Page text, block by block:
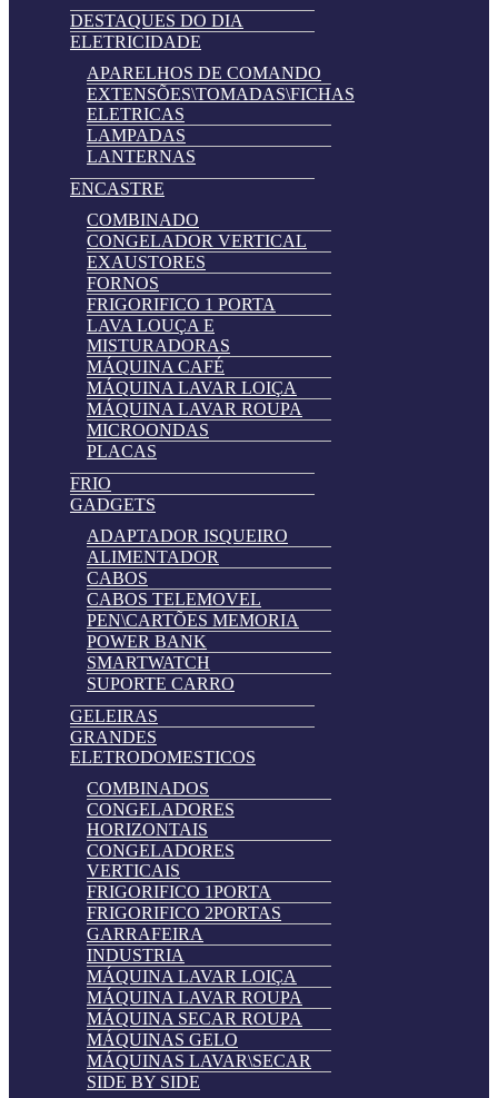
DESTAQUES DO DIA
ELETRICIDADE
APARELHOS DE COMANDO
EXTENSÕES\TOMADAS\FICHAS
ELETRICAS
LAMPADAS
LANTERNAS
ENCASTRE
COMBINADO
CONGELADOR VERTICAL
EXAUSTORES
FORNOS
FRIGORIFICO 1 PORTA
LAVA LOUÇA E
MISTURADORAS
MÁQUINA CAFÉ
MÁQUINA LAVAR LOIÇA
MÁQUINA LAVAR ROUPA
MICROONDAS
PLACAS
FRIO
GADGETS
ADAPTADOR ISQUEIRO
ALIMENTADOR
CABOS
CABOS TELEMOVEL
PEN\CARTÕES MEMORIA
POWER BANK
SMARTWATCH
SUPORTE CARRO
GELEIRAS
GRANDES
ELETRODOMESTICOS
COMBINADOS
CONGELADORES
HORIZONTAIS
CONGELADORES
VERTICAIS
FRIGORIFICO 1PORTA
FRIGORIFICO 2PORTAS
GARRAFEIRA
INDUSTRIA
MÁQUINA LAVAR LOIÇA
MÁQUINA LAVAR ROUPA
MÁQUINA SECAR ROUPA
MÁQUINAS GELO
MÁQUINAS LAVAR\SECAR
SIDE BY SIDE